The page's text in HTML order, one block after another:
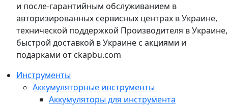
и после-гарантийным обслуживанием в
авторизированных сервисных центрах в Украине,
технической поддержкой Производителя в Украине,
быстрой доставкой в Украине с акциями и
подарками от ckapbu.com
Инструменты
Аккумуляторные инструменты
Аккумуляторы для инструмента